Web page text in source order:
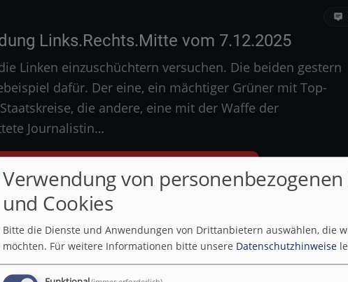
Links.Rechts.Mitte vom 7.12.2025
Linken einzuschüchtern versuchen. Die beiden gestern
dafür. Der eine, ein mächtiger Grüner mit Top-
die andere, eine mit der Waffe der
Journalistin…
werden und vollständige Beiträge lesen
Verwendung von
und Cookies
Bitte die Dienste und Anwendungen von Drittanbietern auswählen, die
möchten. Für weitere Informationen bitte unsere Datenschutzhinweise